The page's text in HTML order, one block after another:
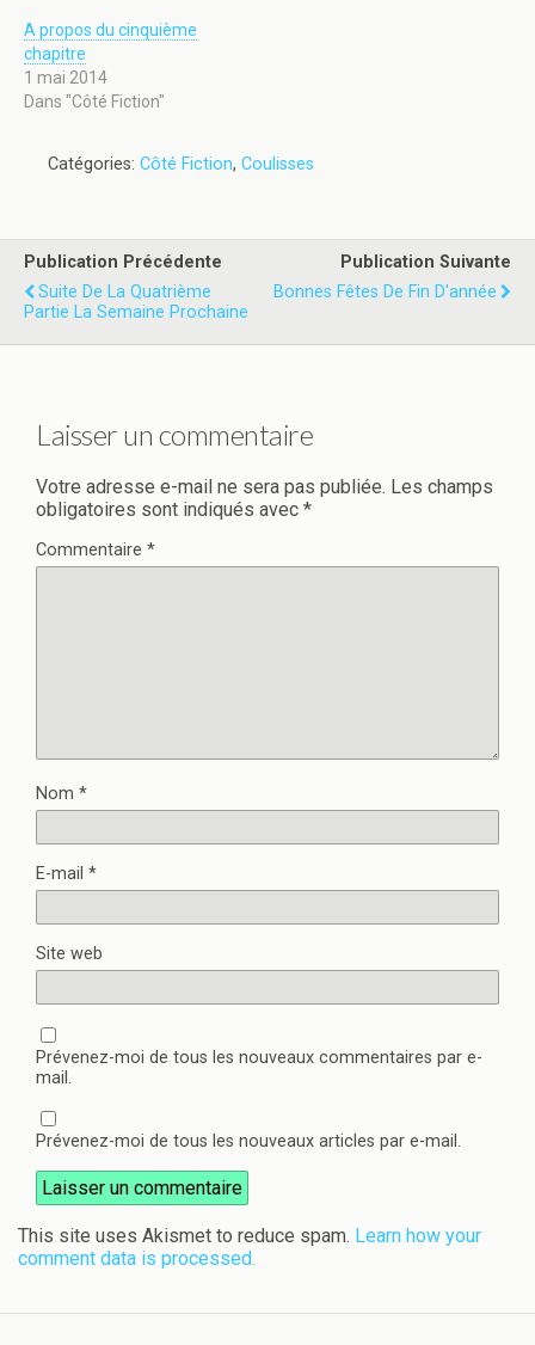
A propos du cinquième
chapitre
1 mai 2014
Dans "Côté Fiction"
Catégories: Côté Fiction, Coulisses
Publication Précédente
Suite De La Quatrième
Partie La Semaine Prochaine
Publication Suivante
Bonnes Fêtes De Fin D'année
Laisser un commentaire
Votre adresse e-mail ne sera pas publiée. Les champs
obligatoires sont indiqués avec *
Commentaire *
Nom *
E-mail *
Site web
Prévenez-moi de tous les nouveaux commentaires par e-
mail.
Prévenez-moi de tous les nouveaux articles par e-mail.
This site uses Akismet to reduce spam. Learn how your
comment data is processed.